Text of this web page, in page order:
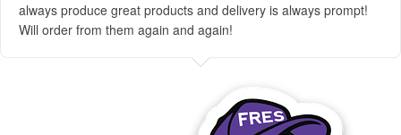
always produce great products and delivery is always prompt!
Will order from them again and again!